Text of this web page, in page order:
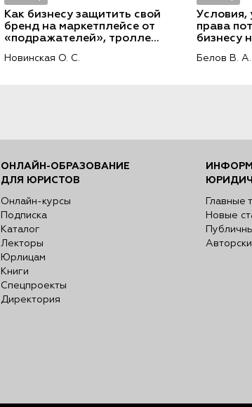
Как бизнесу защитить свой
бренд на маркетплейсе от
«подражателей», троллей
Новинская О. С.
права
бизнесу
правила
Белов В. А.
ОНЛАЙН-ОБРАЗОВАНИЕ
ДЛЯ ЮРИСТОВ
Онлайн-курсы
Подписка
Каталог
Лекторы
Юрлицам
Книги
Спецпроекты
Директория
Главные
Новые